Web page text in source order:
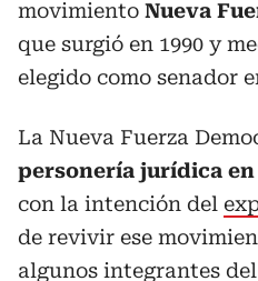
movimiento Nueva
que surgió en 1990 y
elegido como senador
La Nueva Fuerza
personería jurídica en
con la intención del
de revivir ese
algunos integrantes